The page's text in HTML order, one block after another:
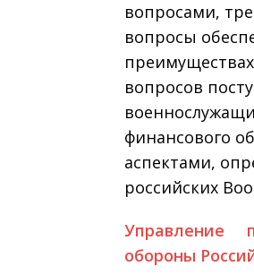
вопросами,
вопросы
вопросов
финансового
аспектами,
российских
Управление
обороны